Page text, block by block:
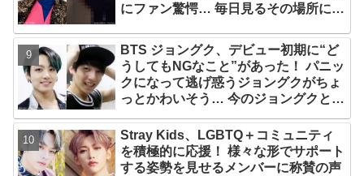
にファン驚愕… 毎日見るその場所にV
だと納得＆感動
BTS ジョングク、デビュー初期に“ど
うしてもNGなこと”があった！ パニッ
クになって逃げ惑うジョングクがちょ
っとかわいそう… 今のジョングクと比
ァンメロメロ
Stray Kids、LGBTQ＋コミュニティ
を積極的に応援！ 様々な形でサポート
する姿勢を見せるメンバーに称賛の声